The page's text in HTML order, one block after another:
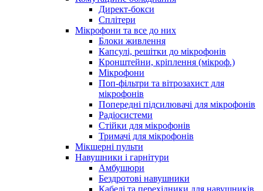
Директ-бокси
Сплітери
Мікрофони та все до них
Блоки живлення
Капсулі, решітки до мікрофонів
Кронштейни, кріплення (мікроф.)
Мікрофони
Поп-фільтри та вітрозахист для
мікрофонів
Попередні підсилювачі для мікрофонів
Радіосистеми
Стійки для мікрофонів
Тримачі для мікрофонів
Мікшерні пульти
Навушники і гарнітури
Амбушюри
Бездротові навушники
Кабелі та перехідники для навушників